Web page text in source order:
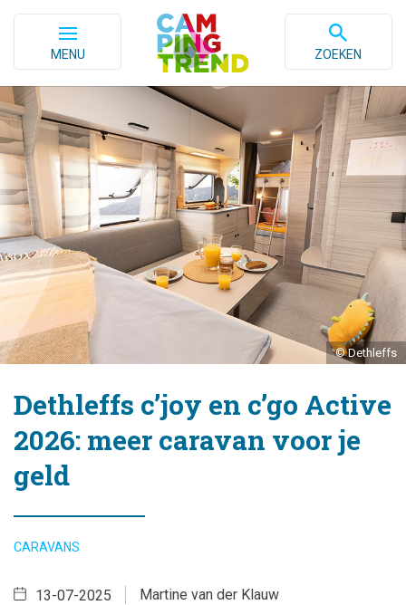
MENU ZOEKEN
© Dethleffs
Dethleffs c’joy en c’go Active
2026: meer caravan voor je
geld
CARAVANS
Martine van der Klauw
13-07-2025